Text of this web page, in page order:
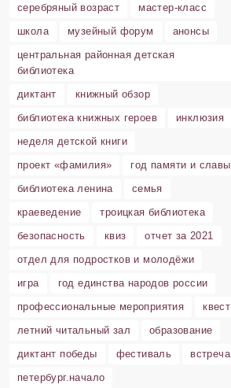
серебряный возраст
мастер-класс
школа
музейный форум
анонсы
центральная районная детская
библиотека
диктант
книжный обзор
библиотека книжных героев
инклюзия
неделя детской книги
проект «фамилия»
год памяти и славы
библиотека ленина
семья
краеведение
троицкая библиотека
безопасность
квиз
отчет за 2021
отдел для подростков и молодёжи
игра
год единства народов россии
профессиональные мероприятия
квест
летний читальный зал
образование
диктант победы
фестиваль
встреча
петербург.начало